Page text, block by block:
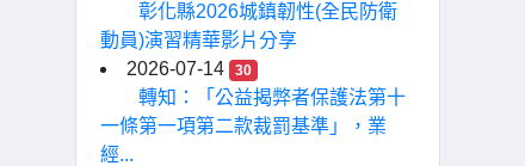
彰化縣2026城鎮韌性(全民防衛
動員)演習精華影片分享
2026-07-14
30
轉知：「公益揭弊者保護法第十
一條第一項第二款裁罰基準」，業
經...